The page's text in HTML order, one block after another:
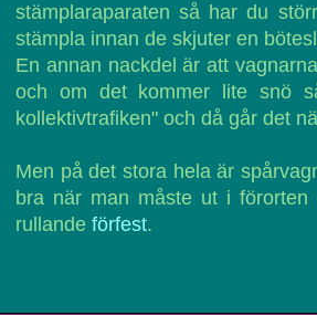
stämplaraparaten så har du
stämpla innan de skjuter en
En annan nackdel är att
och om det kommer lite snö
kollektivtrafiken" och då går det
Men på det stora hela är
bra när man måste ut i förorten
rullande förfest.